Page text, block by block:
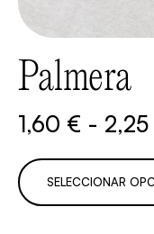
Palmera
1,60 € - 2,25
SELECCIONAR